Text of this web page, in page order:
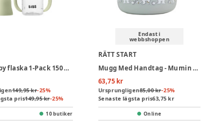
Baby Sippy flaska 1-Pack 150 ml - Sage
149,95 kr-25%
pris149,95 kr-25%
10 butiker
Endast i
webbshoppen
RÄTT START
Mugg Med Handtag - Mumin Festligheter Ballong
63,75 kr
Ursprungligen85,00 kr-25%
Senaste lägsta pris63,75 kr
Online